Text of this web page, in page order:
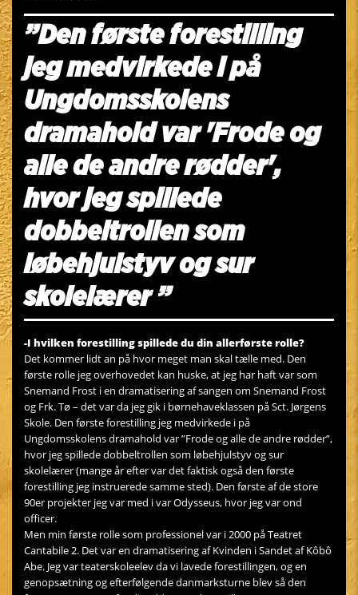
”Den første forestilling
jeg medvirkede i på
Ungdomsskolens
dramahold var 'Frode og
alle de andre rødder',
hvor jeg spillede
dobbeltrollen som
løbehjulstyv og sur
skolelærer ”
-I hvilken forestilling spillede du din allerførste rolle?
Det kommer lidt an på hvor meget man skal tælle med. Den
første rolle jeg overhovedet kan huske, at jeg har haft var som
Snemand Frost i en dramatisering af sangen om Snemand Frost
og Frk. Tø – det var da jeg gik i børnehaveklassen på Sct. Jørgens
Skole. Den første forestilling jeg medvirkede i på
Ungdomsskolens dramahold var ”Frode og alle de andre rødder”,
hvor jeg spillede dobbeltrollen som løbehjulstyv og sur
skolelærer (mange år efter var det faktisk også den første
forestilling jeg instruerede samme sted). Den første af de store
90er projekter jeg var med i var Odysseus, hvor jeg var ond
officer.
Men min første rolle som professionel var i 2000 på Teatret
Cantabile 2. Det var en dramatisering af Kvinden i Sandet af Kôbô
Abe. Jeg var teaterskoleelev da vi lavede forestillingen, og en
genopsætning og efterfølgende danmarksturne blev så den